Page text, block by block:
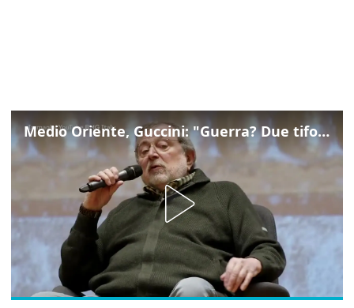
Medio Oriente, Guccini: "Guerra? Due tifoserie che si urlano contro e dimenticano vittime"